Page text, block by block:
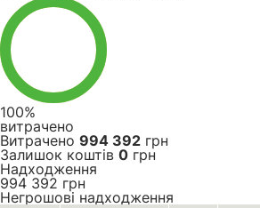
100%
витрачено
Витрачено 994 392 грн
Залишок коштів 0 грн
Надходження
994 392 грн
Негрошові надходження